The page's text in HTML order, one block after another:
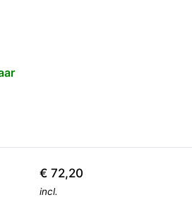
€ 72,20
incl.